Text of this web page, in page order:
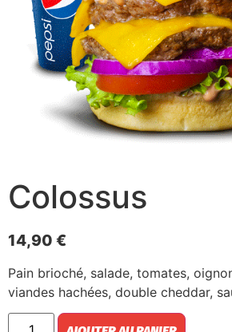
Colossus
14,90 €
Pain brioché, salade, tomates,
viandes hachées, double cheddar,